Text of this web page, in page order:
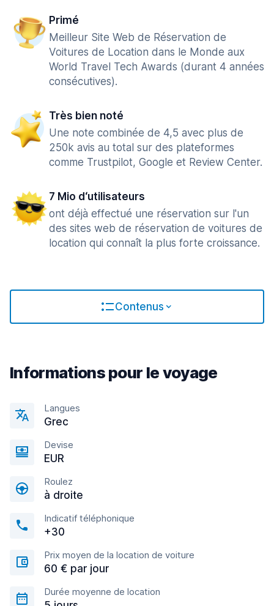
Primé
Meilleur Site Web de Réservation de
Voitures de Location dans le Monde aux
World Travel Tech Awards (durant 4 années
consécutives).
Très bien noté
Une note combinée de 4,5 avec plus de
250k avis au total sur des plateformes
comme Trustpilot, Google et Review Center.
7 Mio d‘utilisateurs
ont déjà effectué une réservation sur l'un
des sites web de réservation de voitures de
location qui connaît la plus forte croissance.
Contenus
Informations pour le voyage
Langues
Grec
Devise
EUR
Roulez
à droite
Indicatif téléphonique
+30
Prix moyen de la location de voiture
60 € par jour
Durée moyenne de location